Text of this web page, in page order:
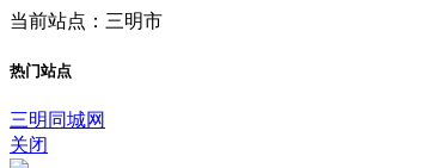
当前站点：三明市
热门站点
三明同城网
关闭